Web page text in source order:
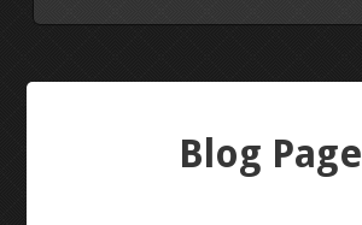
Blog Page